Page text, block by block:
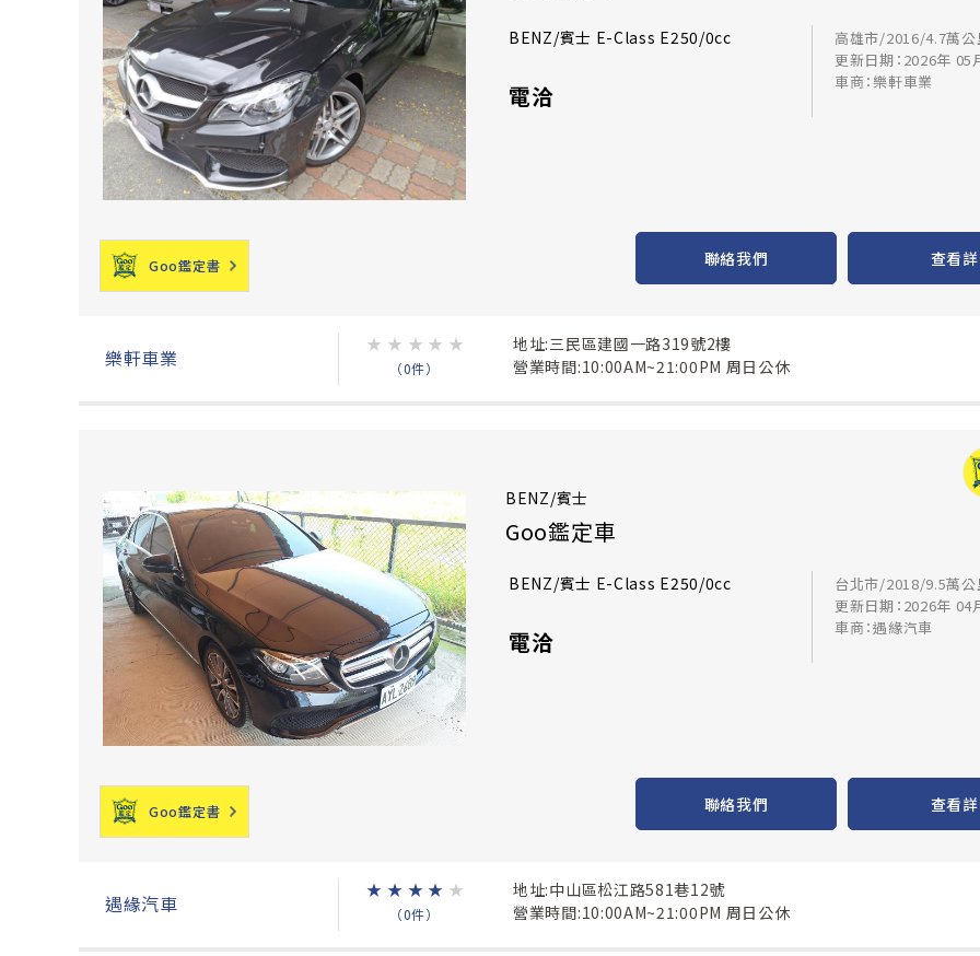
BENZ/賓士 E-Class E250/0cc
電洽
高雄市/2016/4.7萬公
更新日期：2026年 05
車商：樂軒車業
Goo鑑定書 聯絡我們 查看
樂軒車業
★ ★ ★ ★ ★
（0件）
地址:三民區建國一路319號2樓
營業時間:10:00AM~21:00PM 周日公休
BENZ/賓士
Goo鑑定車
BENZ/賓士 E-Class E250/0cc
電洽
台北市/2018/9.5萬公
更新日期：2026年 04
車商：遇緣汽車
Goo鑑定書 聯絡我們 查看
遇緣汽車
★ ★ ★ ★ ★
（0件）
地址:中山區松江路581巷12號
營業時間:10:00AM~21:00PM 周日公休